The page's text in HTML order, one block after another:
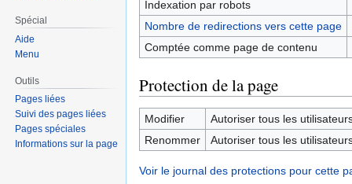
Indexation par robots
Nombre de redirections vers cette page
Comptée comme page de contenu
Protection de la page
Modifier
Autoriser tous les
Renommer
Autoriser tous les
Voir le journal des protections pour cette
Spécial
Aide
Menu
Outils
Pages liées
Suivi des pages liées
Pages spéciales
Informations sur la page